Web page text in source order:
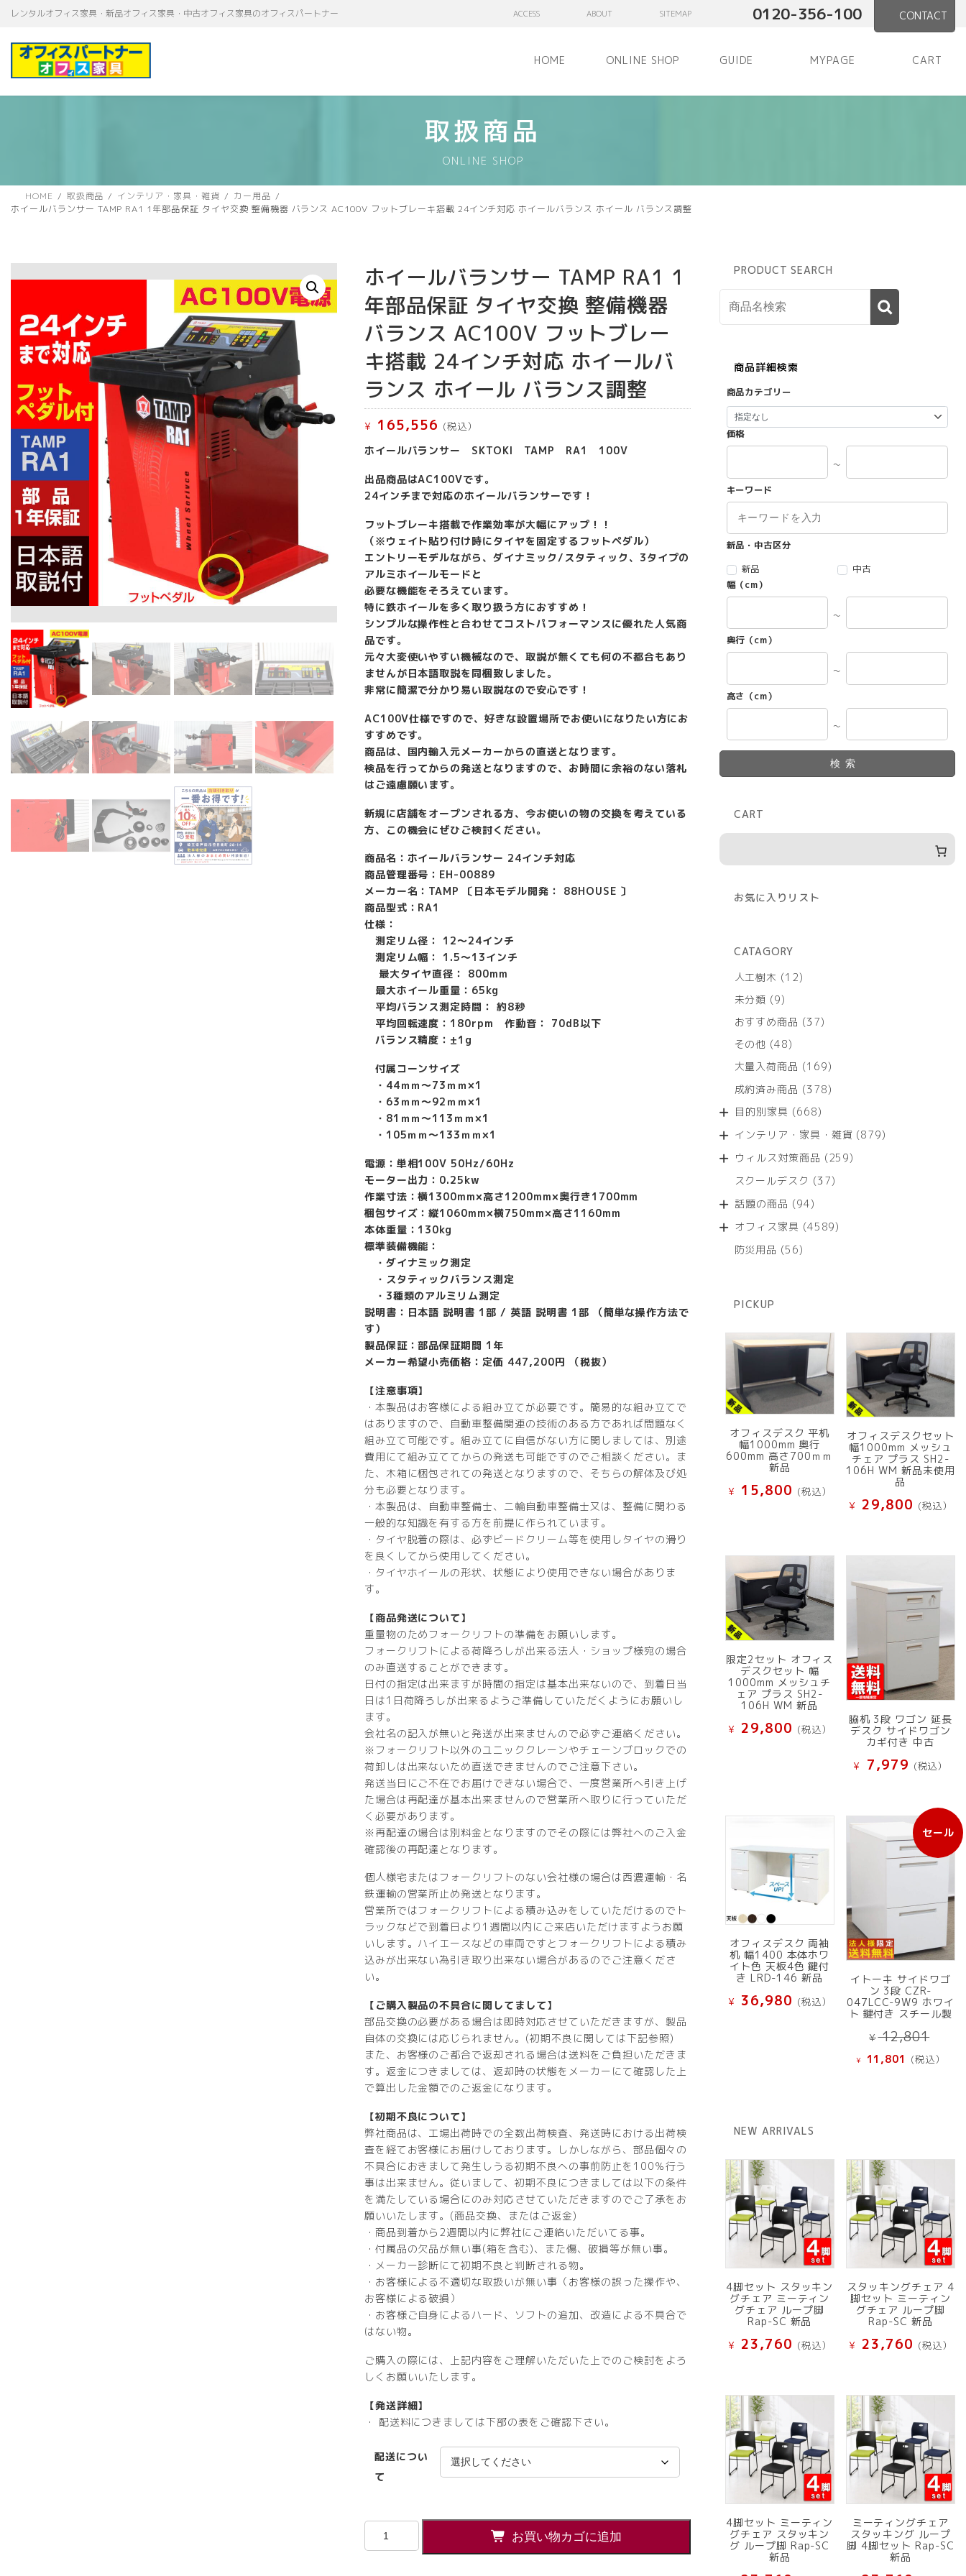
テ
ゲ
レンタルオフィス家具・新品オフィス家具・中古オフィス家具のオフィスパートナー ACCESS ABOUT SITEMAP 0120-356-100 CONTACT
HOME ONLINE SHOP GUIDE MYPAGE CART
取扱商品
ONLINE SHOP
HOME 取扱商品 インテリア・家具・雑貨
カー用品
ホイールバランサー TAMP RA1 1年部品保証 タイヤ交換 整備機器 バランス AC100V フットブレーキ搭載 24インチ対応 ホイールバランス ホイール バランス調整
ホイールバランサー TAMP RA1 1
年部品保証 タイヤ交換 整備機器
バランス AC100V フットブレー
キ搭載 24インチ対応 ホイールバ
ランス ホイール バランス調整
¥ 165,556 (税込）
ホイールバランサー SKTOKI TAMP RA1 100V
出品商品はAC100Vです。
24インチまで対応のホイールバランサーです！
フットブレーキ搭載で作業効率が大幅にアップ！！
（※ウェイト貼り付け時にタイヤを固定するフットペダル）
エントリーモデルながら、ダイナミック/スタティック、3タイプの
アルミホイールモードと
必要な機能をそろえています。
特に鉄ホイールを多く取り扱う方におすすめ！
シンプルな操作性と合わせてコストパフォーマンスに優れた人気商
品です。
元々大変使いやすい機械なので、取説が無くても何の不都合もあり
ませんが日本語取説を同梱致しました。
非常に簡潔で分かり易い取説なので安心です！
AC100V仕様ですので、好きな設置場所でお使いになりたい方にお
すすめです。
商品は、国内輸入元メーカーからの直送となります。
検品を行ってからの発送となりますので、お時間に余裕のない落札
はご遠慮願います。
新規に店舗をオープンされる方、今お使いの物の交換を考えている
方、この機会にぜひご検討ください。
商品名：ホイールバランサー 24インチ対応
商品管理番号：EH-00889
メーカー名：TAMP 〔日本モデル開発： 88HOUSE 〕
商品型式：RA1
仕様：
測定リム径： 12〜24インチ
測定リム幅： 1.5〜13インチ
最大タイヤ直径： 800mm
最大ホイール重量：65kg
平均バランス測定時間： 約8秒
平均回転速度：180rpm 作動音： 70dB以下
バランス精度：±1g
付属コーンサイズ
・44ｍｍ〜73ｍｍ×1
・63ｍｍ〜92ｍｍ×1
・81ｍｍ〜113ｍｍ×1
・105ｍｍ〜133ｍｍ×1
電源：単相100V 50Hz/60Hz
モーター出力：0.25kw
作業寸法：横1300mm×高さ1200mm×奥行き1700mm
梱包サイズ：縦1060mm×横750mm×高さ1160mm
本体重量：130kg
標準装備機能：
・ダイナミック測定
・スタティックバランス測定
・3種類のアルミリム測定
説明書：日本語 説明書 1部 / 英語 説明書 1部 （簡単な操作方法で
す）
製品保証：部品保証期間 1年
メーカー希望小売価格：定価 447,200円 （税抜）
【注意事項】
・本製品はお客様による組み立てが必要です。簡易的な組み立てで
はありますので、自動車整備関連の技術のある方であれば問題なく
組み立て可能です。組み立てに自信がない方に関しましては、別途
費用にて組み立ててからの発送も可能ですのでご相談ください。ま
た、木箱に梱包されての発送となりますので、そちらの解体及び処
分も必要となります。
・本製品は、自動車整備士、二輪自動車整備士又は、整備に関わる
一般的な知識を有する方を前提に作られています。
・タイヤ脱着の際は、必ずビードクリーム等を使用しタイヤの滑り
を良くしてから使用してください。
・タイヤホイールの形状、状態により使用できない場合がありま
す。
【商品発送について】
重量物のためフォークリフトの準備をお願いします。
フォークリフトによる荷降ろしが出来る法人・ショップ様宛の場合
のみ直送することができます。
日付の指定は出来ますが時間の指定は基本出来ないので、到着日当
日は1日荷降ろしが出来るようご準備していただくようにお願いし
ます。
会社名の記入が無いと発送が出来ませんので必ずご連絡ください。
※フォークリフト以外のユニッククレーンやチェーンブロックでの
荷卸しは出来ないため直送できませんのでご注意下さい。
発送当日にご不在でお届けできない場合で、一度営業所へ引き上げ
た場合は再配達が基本出来ませんので営業所へ取りに行っていただ
く必要があります。
※再配達の場合は別料金となりますのでその際には弊社へのご入金
確認後の再配達となります。
個人様宅またはフォークリフトのない会社様の場合は西濃運輸・名
鉄運輸の営業所止め発送となります。
営業所ではフォークリフトによる積み込みをしていただけるのでト
ラックなどで到着日より1週間以内にご来店いただけますようお願
いします。ハイエースなどの車両ですとフォークリフトによる積み
込みが出来ない為引き取り出来ない場合があるのでご注意くださ
い。
【ご購入製品の不具合に関してまして】
部品交換の必要がある場合は即時対応させていただきますが、製品
自体の交換には応じられません。(初期不良に関しては下記参照)
また、お客様のご都合で返却される場合は送料をご負担いただきま
す。返金につきましては、返却時の状態をメーカーにて確認した上
で算出した金額でのご返金になります。
【初期不良について】
弊社商品は、工場出荷時での全数出荷検査、発送時における出荷検
査を経てお客様にお届けしております。しかしながら、部品個々の
不具合におきまして発生しうる初期不良への事前防止を100％行う
事は出来ません。従いまして、初期不良につきましては以下の条件
を満たしている場合にのみ対応させていただきますのでご了承をお
願いいたします。(商品交換、またはご返金)
・商品到着から2週間以内に弊社にご連絡いただいてる事。
・付属品の欠品が無い事(箱を含む)、また傷、破損等が無い事。
・メーカー診断にて初期不良と判断される物。
・お客様による不適切な取扱いが無い事（お客様の誤った操作や、
お客様による破損）
・お客様ご自身によるハード、ソフトの追加、改造による不具合で
はない物。
ご購入の際には、上記内容をご理解いただいた上でのご検討をよろ
しくお願いいたします。
【発送詳細】
・ 配送料につきましては下部の表をご確認下さい。
配送につい
て
ホ
お買い物カゴに追加
PRODUCT SEARCH
商品詳細検索
商品カテゴリー
価格
～
キーワード
新品・中古区分
新品
中古
幅（cm）
～
奥行（cm）
～
高さ（cm）
～
検索
CART
お気に入りリスト
CATAGORY
人工樹木
1212
商
未分類 99
の
商
おすすめ商品 3737
商
その他 4848
の
商
大量入荷商品 169169
の
成約済み商品 378378
商
目的別家具 668668
の
商
インテリア・家具・雑貨 879879
ウィルス対策商品 259259
スクールデスク 3737
商
話題の商品 9494
の
オフィス家具 45894589
防災用品 5656
PICKUP
オフィスデスク 平机
幅1000mm 奥行
600mm 高さ700ｍｍ
新品
¥ 15,800 (税込）
オフィスデスクセット
幅1000mm メッシュ
チェア プラス SH2-
106H WM 新品未使用
品
¥ 29,800 (税込）
限定2セット オフィス
デスクセット 幅
1000mm メッシュチ
ェア プラス SH2-
106H WM 新品
¥ 29,800 (税込）
脇机 3段 ワゴン 延長
デスク サイドワゴン
カギ付き 中古
¥ 7,979 (税込）
オフィスデスク 両袖
机 幅1400 本体ホワ
イト色 天板4色 鍵付
き LRD-146 新品
¥ 36,980 (税込）
セール
販
売
中
品
イトーキ サイドワゴ
ン 3段 CZR-
047LCC-9W9 ホワイ
ト 鍵付き スチール製
¥12,801
の
価
¥ 11,801 現
で
す。
(税込）
NEW ARRIVALS
4脚セット スタッキン
グチェア ミーティン
グチェア ループ脚
Rap-SC 新品
¥ 23,760 (税込）
スタッキングチェア 4
脚セット ミーティン
グチェア ループ脚
Rap-SC 新品
¥ 23,760 (税込）
4脚セット ミーティン
グチェア スタッキン
グ ループ脚 Rap-SC
新品
ミーティングチェア
スタッキング ループ
脚 4脚セット Rap-SC
新品